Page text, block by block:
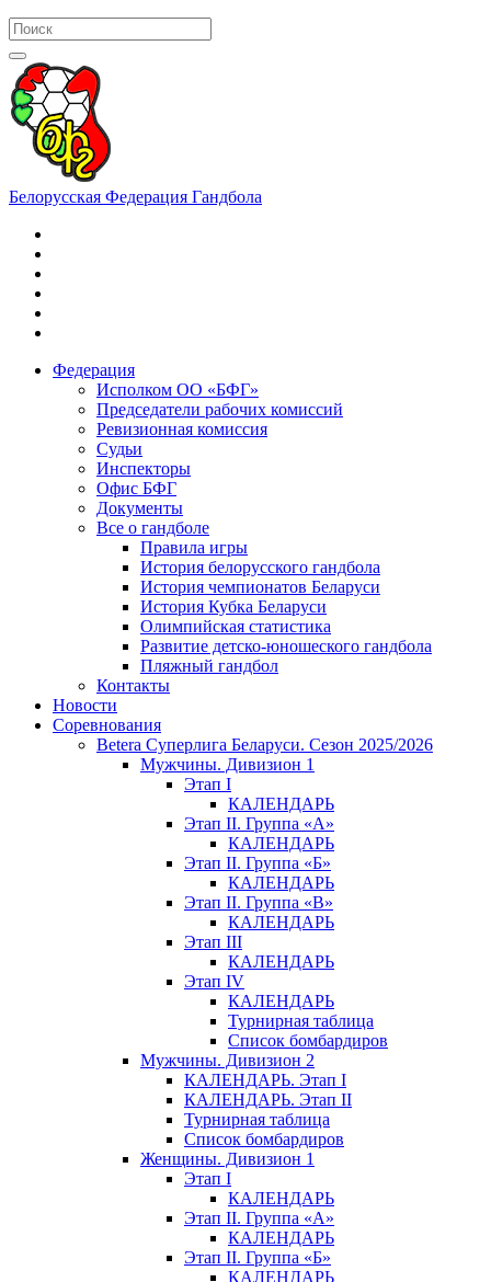
Белорусская Федерация Гандбола
Федерация
Исполком ОО «БФГ»
Председатели рабочих комиссий
Ревизионная комиссия
Судьи
Инспекторы
Офис БФГ
Документы
Все о гандболе
Правила игры
История белорусского гандбола
История чемпионатов Беларуси
История Кубка Беларуси
Олимпийская статистика
Развитие детско-юношеского гандбола
Пляжный гандбол
Контакты
Новости
Соревнования
Betera Суперлига Беларуси. Сезон 2025/2026
Мужчины. Дивизион 1
Этап I
КАЛЕНДАРЬ
Этап II. Группа «А»
КАЛЕНДАРЬ
Этап II. Группа «Б»
КАЛЕНДАРЬ
Этап II. Группа «В»
КАЛЕНДАРЬ
Этап III
КАЛЕНДАРЬ
Этап IV
КАЛЕНДАРЬ
Турнирная таблица
Список бомбардиров
Мужчины. Дивизион 2
КАЛЕНДАРЬ. Этап I
КАЛЕНДАРЬ. Этап II
Турнирная таблица
Список бомбардиров
Женщины. Дивизион 1
Этап I
КАЛЕНДАРЬ
Этап II. Группа «А»
КАЛЕНДАРЬ
Этап II. Группа «Б»
КАЛЕНДАРЬ